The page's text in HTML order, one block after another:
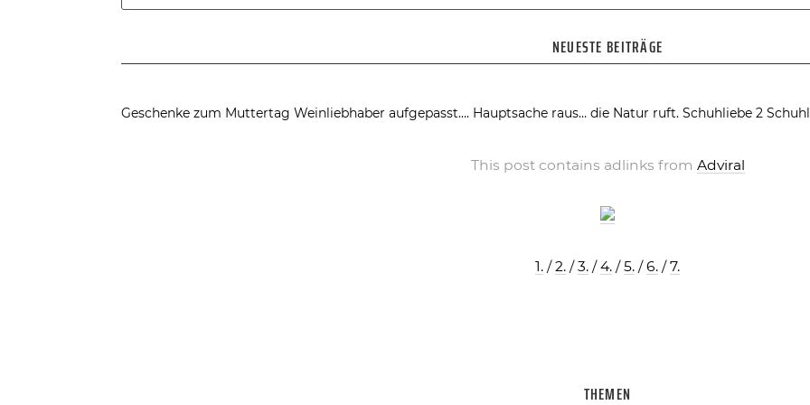
nach:
NEUESTE BEITRÄGE
Geschenke zum Muttertag Weinliebhaber aufgepasst…. Hauptsache raus… die Natur ruft. Schuhliebe 2
This post contains adlinks from Adviral
1. /2. /3. /4. /5. /6. /7.
THEMEN